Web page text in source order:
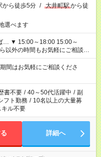
から徒歩5分 / 大井町駅から徒
選べます
はお気軽にご相談くださ
書不要 / 40～50代活躍中 / 副
フト勤務 / 10名以上の大量募
キル不要
詳細へ